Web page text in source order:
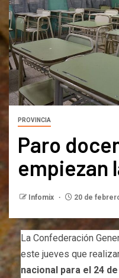
PROVINCIA
Paro
empiezan
Infomix 20 de
La Confederación
este jueves que
nacional para el 24